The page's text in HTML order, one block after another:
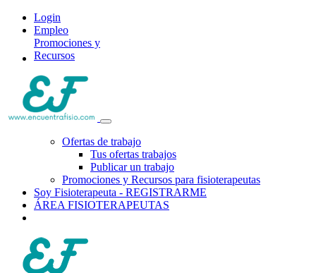
Login
Empleo
Promociones y
Recursos
Ofertas de trabajo
Tus ofertas trabajos
Publicar un trabajo
Promociones y Recursos para fisioterapeutas
Soy Fisioterapeuta - REGISTRARME
ÁREA FISIOTERAPEUTAS